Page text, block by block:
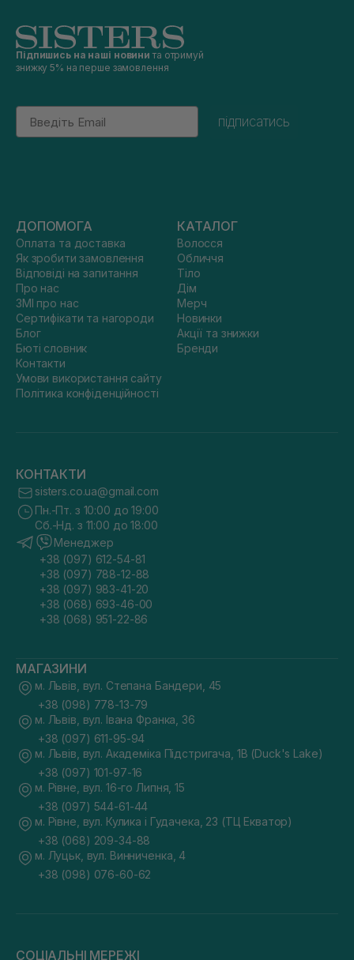
Підпишись на наші новини та отримуй
знижку 5% на перше замовлення
Email
підписатись
ДОПОМОГА
Оплата та доставка
Як зробити замовлення
Відповіді на запитання
Про нас
ЗМІ про нас
Сертифікати та нагороди
Блог
Бюті словник
Контакти
Умови використання сайту
Політика конфіденційності
КАТАЛОГ
Волосся
Обличчя
Тіло
Дім
Мерч
Новинки
Акції та знижки
Бренди
КОНТАКТИ
sisters.co.ua@gmail.com
Пн.-Пт. з 10:00 до 19:00
Сб.-Нд. з 11:00 до 18:00
Менеджер
+38 (097) 612-54-81
+38 (097) 788-12-88
+38 (097) 983-41-20
+38 (068) 693-46-00
+38 (068) 951-22-86
МАГАЗИНИ
м. Львів, вул. Степана Бандери, 45
+38 (098) 778-13-79
м. Львів, вул. Івана Франка, 36
+38 (097) 611-95-94
м. Львів, вул. Академіка Підстригача, 1В (Duck's Lake)
+38 (097) 101-97-16
м. Рівне, вул. 16-го Липня, 15
+38 (097) 544-61-44
м. Рівне, вул. Кулика і Гудачека, 23 (ТЦ Екватор)
+38 (068) 209-34-88
м. Луцьк, вул. Винниченка, 4
+38 (098) 076-60-62
СОЦІАЛЬНІ МЕРЕЖІ